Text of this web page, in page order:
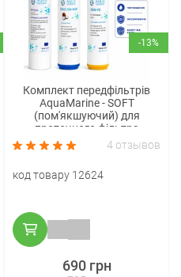
-13%
Комплект передфільтрів
AquaMarine - SOFT
(пом'якшуючий) для
проточного фільтра
4 отзывов
код товару 12624
690 грн